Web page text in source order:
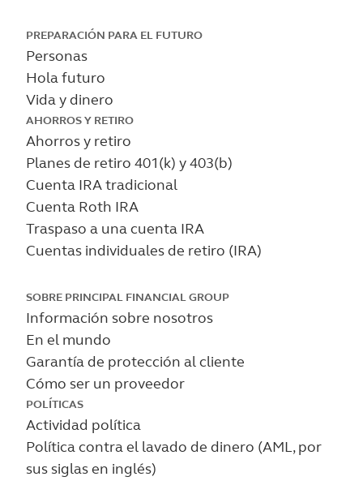
Skip
main
content
PREPARACIÓN PARA EL FUTURO
Personas
Hola futuro
Vida y dinero
AHORROS Y RETIRO
Ahorros y retiro
Planes de retiro 401(k) y 403(b)
Cuenta IRA tradicional
Cuenta Roth IRA
Traspaso a una cuenta IRA
Cuentas individuales de retiro (IRA)
SOBRE PRINCIPAL FINANCIAL GROUP
Información sobre nosotros
En el mundo
Garantía de protección al cliente
Cómo ser un proveedor
POLÍTICAS
Actividad política
Política contra el lavado de dinero (AML, por
sus siglas en inglés)